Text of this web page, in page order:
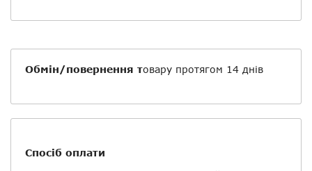
Обмін/повернення товару протягом 14 днів
Спосіб оплати